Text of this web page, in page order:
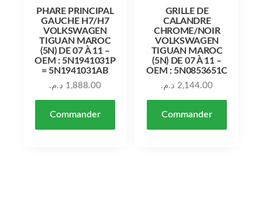
PHARE PRINCIPAL
GAUCHE H7/H7
VOLKSWAGEN
TIGUAN MAROC
(5N) DE 07 À 11 –
OEM : 5N1941031P
= 5N1941031AB
1,888.00 د.م.
Commander
GRILLE DE
CALANDRE
CHROME/NOIR
VOLKSWAGEN
TIGUAN MAROC
(5N) DE 07 À 11 –
OEM : 5N0853651C
2,144.00 د.م.
Commander